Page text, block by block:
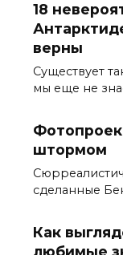
18
верны
Существует
мы еще не
штормом
сделанные
Как
любимые